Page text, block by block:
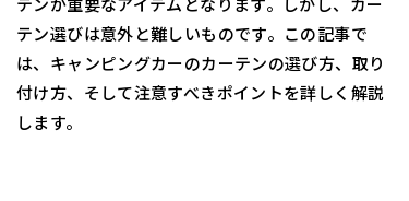
テン選びは意外と難しいものです。この記事で
は、キャンピングカーのカーテンの選び方、取り
付け方、そして注意すべきポイントを詳しく解説
します。